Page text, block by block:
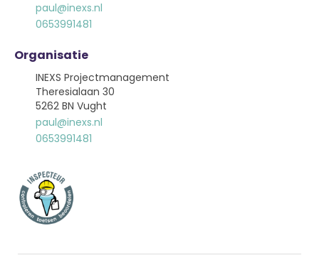
paul@inexs.nl
0653991481
Organisatie
INEXS Projectmanagement
Theresialaan 30
5262 BN Vught
paul@inexs.nl
0653991481